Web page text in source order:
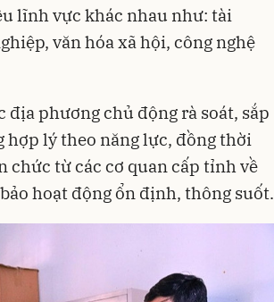
lĩnh vực khác nhau như: tài
văn hóa xã hội, công nghệ
phương chủ động rà soát, sắp
hợp lý theo năng lực, đồng thời
chức từ các cơ quan cấp tỉnh về
hoạt động ổn định, thông suốt.